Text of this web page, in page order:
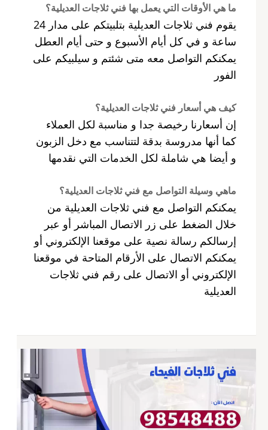
ما هي الأوقات التي يعمل بها فني ثلاجات العديلية؟
يقوم فني ثلاجات العديلية بتلبيتكم على مدار 24
ساعة و في كل أيام الأسبوع و حتى أيام العطل
يمكنكم التواصل معه متى شئتم و سيلبيكم على
الفور
كيف هي أسعار فني ثلاجات العديلية؟
إن أسعارنا رخيصة جدا و مناسبة لكل العملاء
كما أنها مدروسة بدقة لتتناسب مع دخل الزبون
و أيضا هي شاملة لكل الخدمات التي نقدمها
ماهي وسيلة التواصل مع فني ثلاجات العديلية؟
يمكنكم التواصل مع فني ثلاجات العديلية من
خلال الضغط على زر الاتصال المباشر أو عبر
إرسالكم رسالة نصية على موقعنا الإلكتروني أو
يمكنكم الاتصال على الأرقام المتاحة في موقعنا
الإلكتروني أو الاتصال على رقم فني ثلاجات
العديلية